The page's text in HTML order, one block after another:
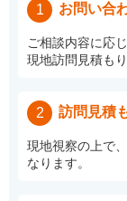
1 お問い合
ご相談内容に応
現地訪問見積も
2 訪問見積
現地視察の上で
なります。